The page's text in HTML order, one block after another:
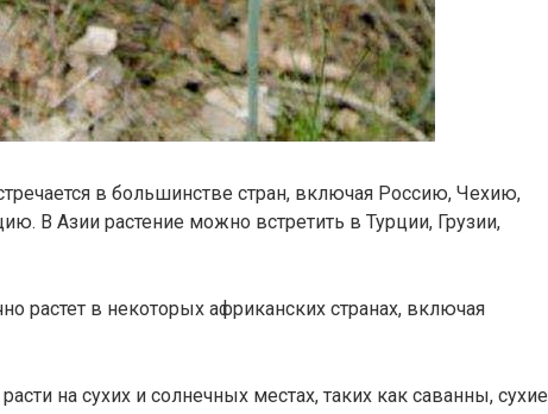
в большинстве стран, включая Россию, Чехию,
В Азии растение можно встретить в Турции, Грузии,
растет в некоторых африканских странах, включая
на сухих и солнечных местах, таких как саванны, сухие